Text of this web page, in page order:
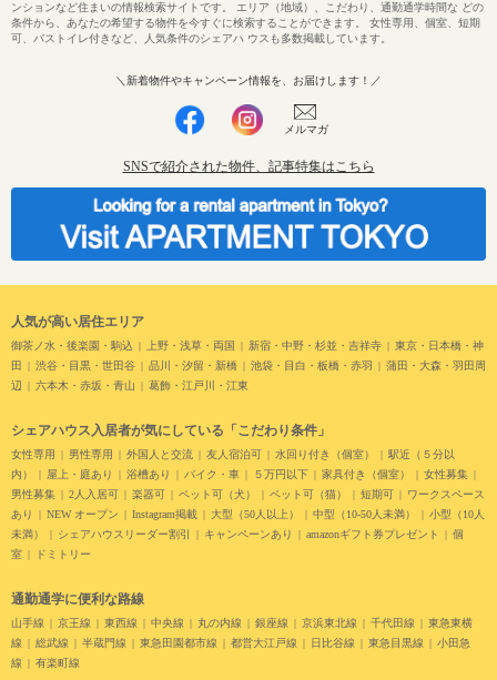
人気が高い居住エリア
御茶ノ水・後楽園・駒込 上野・浅草・両国 新宿・中野・杉並・吉祥寺
東京・日本橋・神
田
渋谷・目黒・世田谷 品川・汐留・新橋 池袋・目白・板橋・赤羽
蒲田・大森・羽田周
辺
六本木・赤坂・青山 葛飾・江戸川・江東
シェアハウス入居者が気にしている「こだわり条件」
女性専用 男性専用 外国人と交流 友人宿泊可 水回り付き（個室）
駅近（５分以
内）
屋上・庭あり 浴槽あり バイク・車 ５万円以下 家具付き（個室）
女性募集
男性募集
2人入居可 楽器可 ペット可（犬） ペット可（猫） 短期可
ワークスペース
あり
NEW オープン Instagram掲載 大型（50人以上） 中型（10-50人未満）
小型（10人
未満）
シェアハウスリーダー割引 キャンペーンあり amazonギフト券プレゼント
個
室
ドミトリー
通勤通学に便利な路線
山手線 京王線 東西線 中央線 丸の内線 銀座線 京浜東北線 千代田線
東急東横
線
総武線 半蔵門線 東急田園都市線 都営大江戸線 日比谷線 東急目黒線
小田急
線
有楽町線
ンションなど住まいの情報検索サイトです。 エリア（地域）、こだわり、通勤通学時間な どの
条件から、あなたの希望する物件を今すぐに検索することができます。 女性専用、個室、短期
可、バストイレ付きなど、人気条件のシェアハ ウスも多数掲載しています。
＼新着物件やキャンペーン情報を、お届けします！／
メルマガ
SNSで紹介された物件、記事特集はこちら